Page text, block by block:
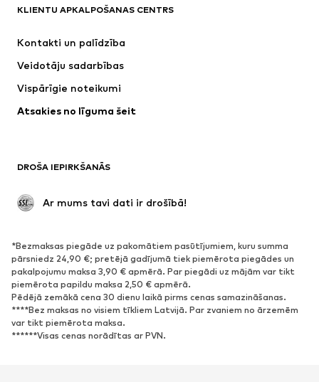
Jaunumi
Šobrīd populāri
Apakšveļa
Mēteļi
Svinības
Ekskluzīvi
APAVI
Jaunumi
Šobrīd populāri
Brīvā laika apavi
Puszābaki
Augstpapēžu apavi
Sandales
Kurpes
KLIENTU APKALPOŠANAS CENTRS
Kontakti un palīdzība
Veidotāju sadarbības
Vispārīgie noteikumi
Atsakies no līguma šeit
DROŠA IEPIRKŠANĀS
Ar mums tavi dati ir drošībā!
*Bezmaksas piegāde uz pakomātiem pasūtījumiem, kuru summa
pārsniedz 24,90 €; pretējā gadījumā tiek piemērota piegādes un
pakalpojumu maksa 3,90 € apmērā. Par piegādi uz mājām var tikt
piemērota papildu maksa 2,50 € apmērā.
Pēdējā zemākā cena 30 dienu laikā pirms cenas samazināšanas.
****Bez maksas no visiem tīkliem Latvijā. Par zvaniem no ārzemēm
var tikt piemērota maksa.
******Visas cenas norādītas ar PVN.